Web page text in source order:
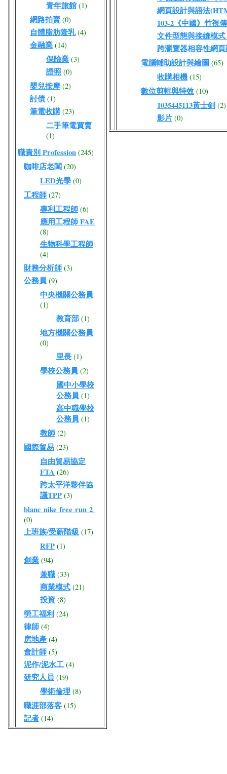
青年旅館 (1)
網路拍賣 (0)
自體脂肪隆乳 (4)
金融業 (14)
保險業 (3)
證照 (0)
嬰兒按摩 (2)
討債 (1)
筆電收購 (23)
二手筆電買賣
(1)
職責別 Profession (245)
咖啡店老闆 (20)
LED光學 (0)
工程師 (27)
專利工程師 (6)
應用工程師 FAE
(8)
生物科學工程師
(4)
財務分析師 (3)
公務員 (9)
中央機關公務員
(1)
教育部 (1)
地方機關公務員
(0)
里長 (1)
學校公務員 (2)
國中小學校
公務員 (1)
高中職學校
公務員 (1)
教師 (2)
國際貿易 (23)
自由貿易協定
FTA (26)
跨太平洋夥伴協
議TPP (3)
blanc nike free run 2
(0)
上班族/受薪階級 (17)
RFP (1)
創業 (94)
兼職 (33)
商業模式 (21)
投資 (8)
勞工福利 (24)
律師 (4)
房地產 (4)
會計師 (5)
泥作/泥水工 (4)
研究人員 (19)
學術倫理 (8)
職涯部落客 (15)
記者 (14)
網頁設計與語法
103-2《中國》竹視
文件型態與接縫模
跨瀏覽器相容性網
電腦輔助設計與繪圖 (65)
收購相機 (15)
數位剪輯與特效 (10)
1035445113黃士釗 (2)
影片 (0)